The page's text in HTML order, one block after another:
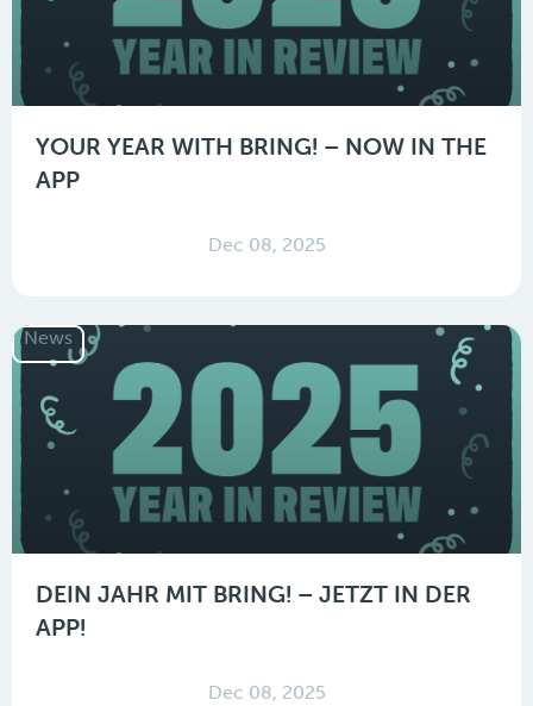
YOUR YEAR WITH BRING! – NOW IN THE
APP
Dec 08, 2025
News
DEIN JAHR MIT BRING! – JETZT IN DER
APP!
Dec 08, 2025